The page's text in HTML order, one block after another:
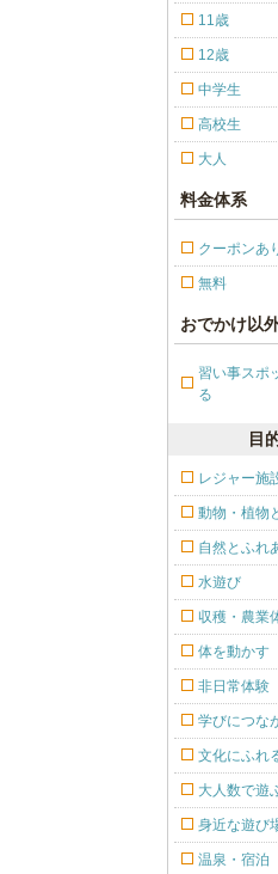
11歳
12歳
中学生
高校生
大人
料金体系
クーポンあ
無料
おでかけ以
習い事スポ
る
目
レジャー施
動物・植物
自然とふれ
水遊び
収穫・農業
体を動かす
非日常体験
学びにつな
文化にふれ
大人数で遊
身近な遊び
温泉・宿泊